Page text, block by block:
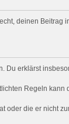
deinen Beitrag
erklärst
Regeln
die er nicht